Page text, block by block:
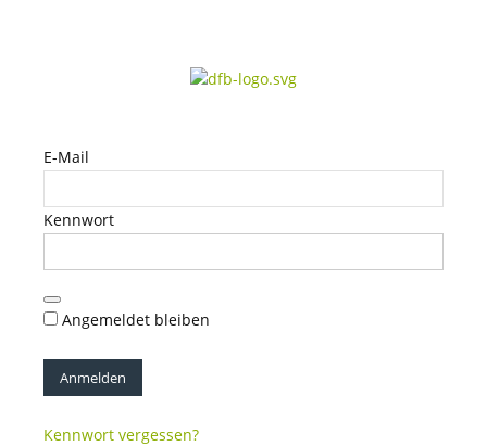
E-Mail
Kennwort
Angemeldet bleiben
Kennwort vergessen?